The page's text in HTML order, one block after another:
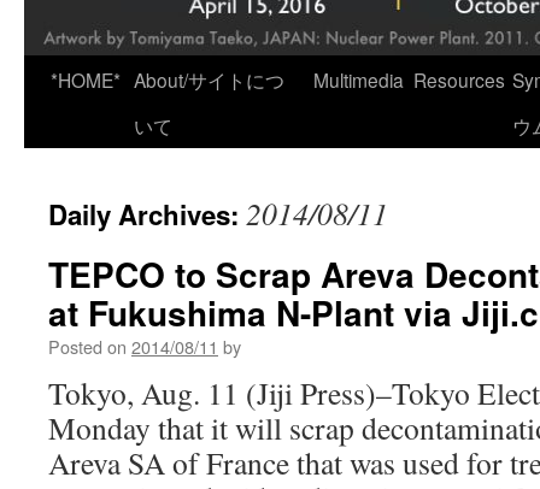
*HOME* About/サイトにつ
いて
Multimedia Resources
ウ
Daily Archives: 2014/08/11
TEPCO to Scrap Areva
at Fukushima N-Plant via
Posted on 2014/08/11 by
Tokyo, Aug. 11 (Jiji Press)–Tokyo
Monday that it will scrap
Areva SA of France that was used for